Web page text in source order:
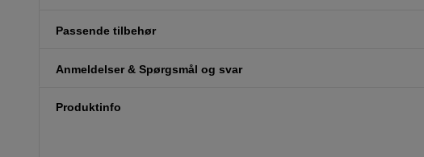
Passende tilbehør
Anmeldelser & Spørgsmål og svar
Produktinfo